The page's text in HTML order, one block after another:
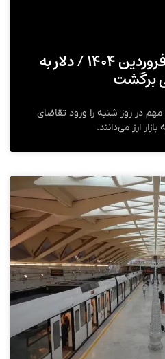
قیمت دلار امروز ۱۶ فروردین ۱۴۰۴ / دلار به
در روز شنبه را ورود تقاضای
ارز می‌دانند.